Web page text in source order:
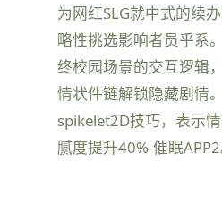
为网红SLG就中式的续
略性挑选影响者员乎系
终校园场景的交互逻辑
情状件链解锁隐藏剧情
spikelet2D技巧，表示
腻度提升40%-催眠APP2